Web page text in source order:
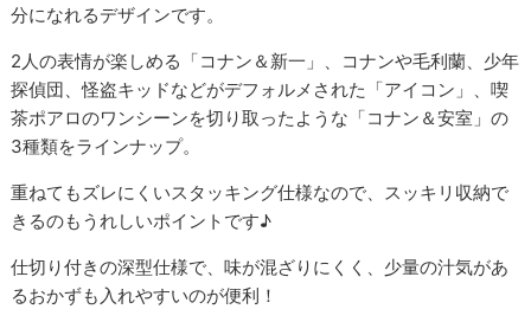
分になれるデザインです。
2人の表情が楽しめる「コナン＆新一」、コナンや毛利蘭、少年
探偵団、怪盗キッドなどがデフォルメされた「アイコン」、喫
茶ポアロのワンシーンを切り取ったような「コナン＆安室」の
3種類をラインナップ。
重ねてもズレにくいスタッキング仕様なので、スッキリ収納で
きるのもうれしいポイントです♪
仕切り付きの深型仕様で、味が混ざりにくく、少量の汁気があ
るおかずも入れやすいのが便利！